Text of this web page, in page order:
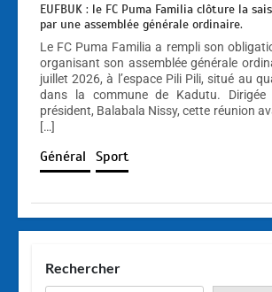
EUFBUK : le FC Puma Familia clôture la
par une assemblée générale ordinaire.
Le FC Puma Familia a rempli son
organisant son assemblée générale
juillet 2026, à l’espace Pili Pili, situé au
dans la commune de Kadutu.
président, Balabala Nissy, cette réunion
[…]
Général Sport
Rechercher